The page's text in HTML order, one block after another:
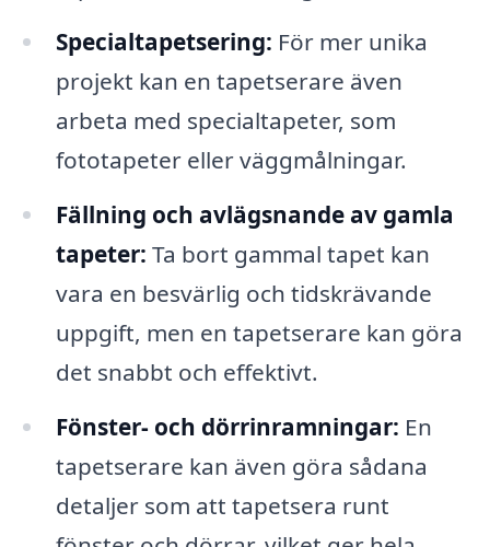
Specialtapetsering: För mer unika
projekt kan en tapetserare även
arbeta med specialtapeter, som
fototapeter eller väggmålningar.
Fällning och avlägsnande av gamla
tapeter: Ta bort gammal tapet kan
vara en besvärlig och tidskrävande
uppgift, men en tapetserare kan göra
det snabbt och effektivt.
Fönster- och dörrinramningar: En
tapetserare kan även göra sådana
detaljer som att tapetsera runt